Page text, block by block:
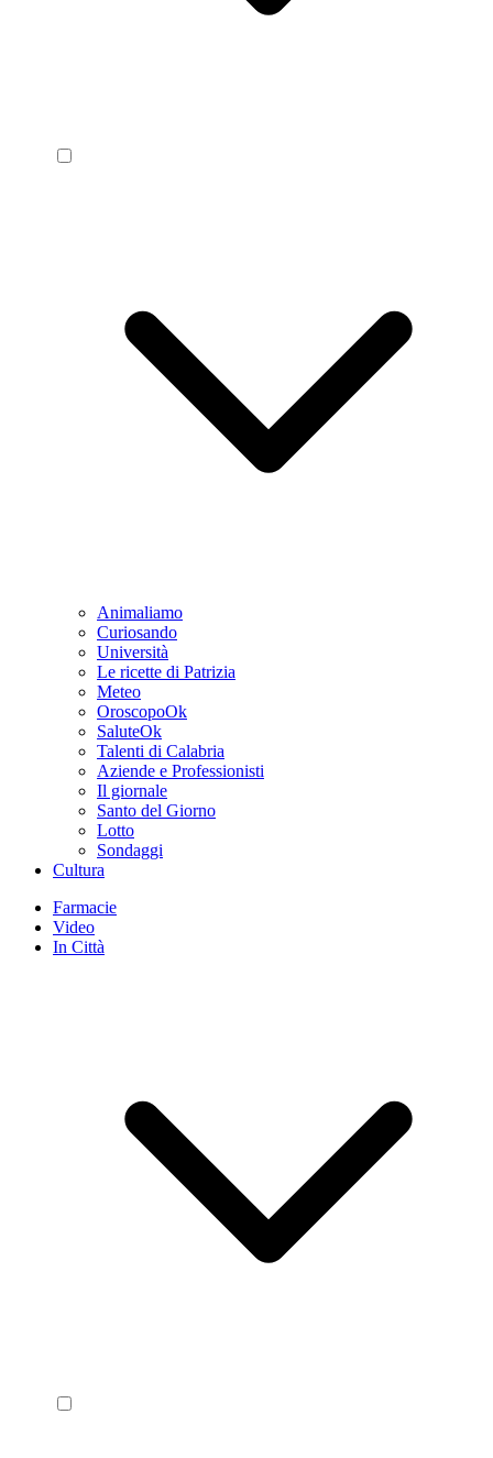
Animaliamo
Curiosando
Università
Le ricette di Patrizia
Meteo
OroscopoOk
SaluteOk
Talenti di Calabria
Aziende e Professionisti
Il giornale
Santo del Giorno
Lotto
Sondaggi
Cultura
Farmacie
Video
In Città